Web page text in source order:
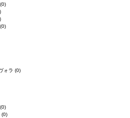
(0)
(0)
ォラ (0)
(0)
(0)